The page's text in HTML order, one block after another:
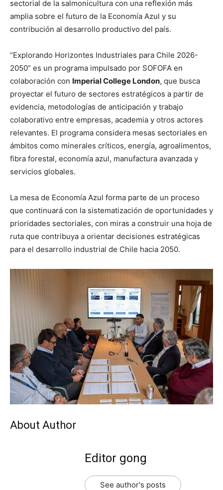
sectorial de la salmonicultura con una reflexión más
amplia sobre el futuro de la Economía Azul y su
contribución al desarrollo productivo del país.
“Explorando Horizontes Industriales para Chile 2026-
2050” es un programa impulsado por SOFOFA en
colaboración con Imperial College London, que busca
proyectar el futuro de sectores estratégicos a partir de
evidencia, metodologías de anticipación y trabajo
colaborativo entre empresas, academia y otros actores
relevantes. El programa considera mesas sectoriales en
ámbitos como minerales críticos, energía, agroalimentos,
fibra forestal, economía azul, manufactura avanzada y
servicios globales.
La mesa de Economía Azul forma parte de un proceso
que continuará con la sistematización de oportunidades y
prioridades sectoriales, con miras a construir una hoja de
ruta que contribuya a orientar decisiones estratégicas
para el desarrollo industrial de Chile hacia 2050.
About Author
Editor gong
See author's posts